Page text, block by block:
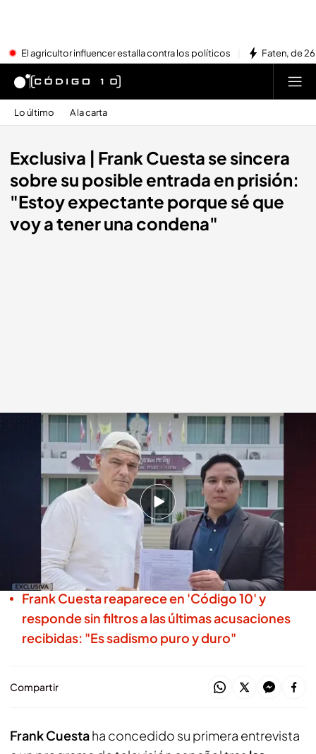
El agricultor influencer estalla contra los políticos Faten, de
Lo último A la carta
Exclusiva | Frank Cuesta se sincera
sobre su posible entrada en prisión:
"Estoy expectante porque sé que
voy a tener una condena"
Frank Cuesta se sincera sobre su entrada en la cárcel en 'Código 10'
Miguel Salazar
Madrid, 18 JUN 2025 - 00:19h.
¿Asumiría la posible entrada en la cárcel el
creador de contenido? No te pierdas la
entrevista, en exclusiva en 'Código 10'
Frank Cuesta reaparece en 'Código 10' y
responde sin filtros a las últimas acusaciones
recibidas: "Es sadismo puro y duro"
Compartir
Frank Cuestaha concedido su primera entrevista